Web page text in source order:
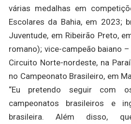
várias medalhas em
Escolares da Bahia, em 2023;
Juventude, em Ribeirão Preto,
romano); vice-campeão baiano
Circuito Norte-nordeste, na
no Campeonato Brasileiro, em
“Eu pretendo seguir com
campeonatos brasileiros e
brasileira. Além disso,